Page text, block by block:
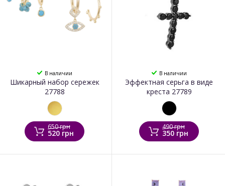
В наличии
Шикарный набор сережек
27788
650 грн
520 грн
В наличии
Эффектная серьга в виде
креста 27789
490 грн
350 грн